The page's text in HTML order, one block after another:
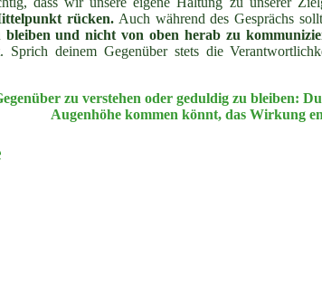
rücken. Auch während des Gesprächs
und nicht von oben herab zu
Sprich deinem Gegenüber stets die
zu verstehen oder geduldig zu bleiben:
Augenhöhe kommen könnt, das Wirkung